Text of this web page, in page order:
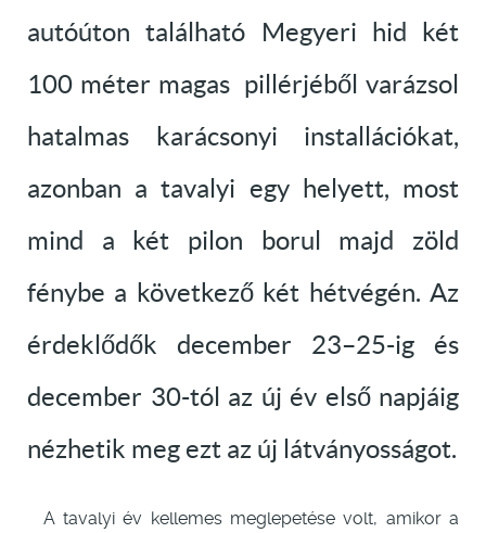
autóúton található Megyeri hid két
100 méter magas pillérjéből varázsol
hatalmas karácsonyi installációkat,
azonban a tavalyi egy helyett, most
mind a két pilon borul majd zöld
fénybe a következő két hétvégén. Az
érdeklődők december 23–25-ig és
december 30-tól az új év első napjáig
nézhetik meg ezt az új látványosságot.
A tavalyi év kellemes meglepetése volt, amikor a